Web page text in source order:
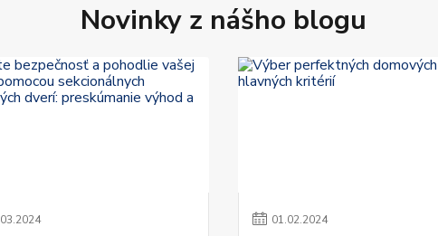
Novinky z nášho blogu
03.2024 01.02.2024